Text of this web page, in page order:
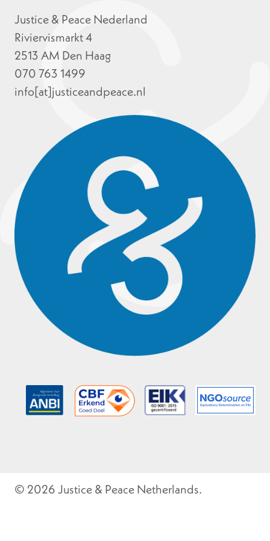
Justice & Peace Nederland
Riviervismarkt 4
2513 AM Den Haag
070 763 1499
info[at]justiceandpeace.nl
© 2026 Justice & Peace Netherlands.